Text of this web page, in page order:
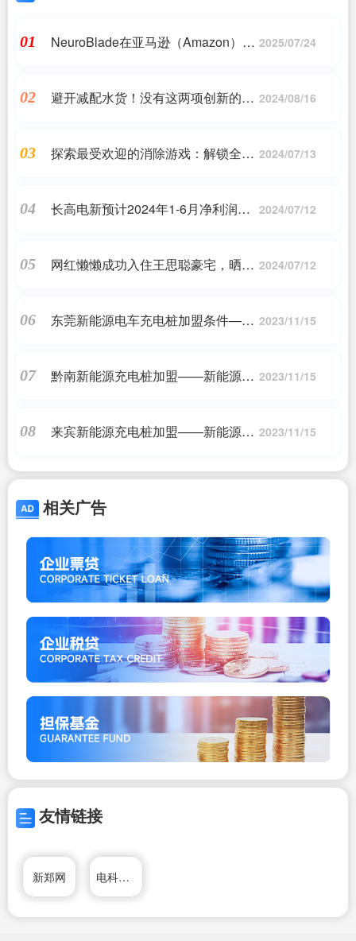
01
NeuroBlade在亚马逊（Amazon）
2025/07/24
02
避开减配水货！没有这两项创新的液 2024/08/16
03
探索最受欢迎的消除游戏：解锁全新 2024/07/13
04
长高电新预计2024年1-6月净利润盈
2024/07/12
05
网红懒懒成功入住王思聪豪宅，晒照 2024/07/12
06
东莞新能源电车充电桩加盟条件—— 2023/11/15
07
黔南新能源充电桩加盟——新能源充 2023/11/15
08
来宾新能源充电桩加盟——新能源充 2023/11/15
相关广告
友情链接
新郑网 电科电源